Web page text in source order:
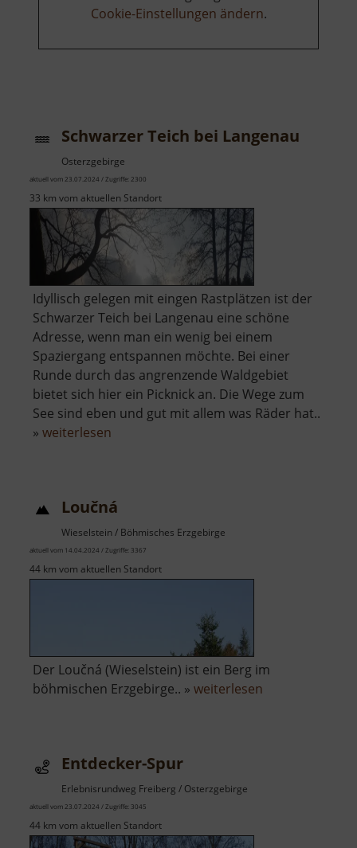
Cookie-Einstellungen ändern.
Schwarzer Teich bei Langenau
Osterzgebirge
aktuell vom 23.07.2024 / Zugriffe: 2300
33 km vom aktuellen Standort
Idyllisch gelegen mit eingen Rastplätzen ist der
Schwarzer Teich bei Langenau eine schöne
Adresse, wenn man ein wenig bei einem
Spaziergang entspannen möchte. Bei einer
Runde durch das angrenzende Waldgebiet
bietet sich hier ein Picknick an. Die Wege zum
See sind eben und gut mit allem was Räder hat..
» weiterlesen
Langenau
Loučná
Wieselstein / Böhmisches Erzgebirge
aktuell vom 14.04.2024 / Zugriffe: 3367
44 km vom aktuellen Standort
Der Loučná (Wieselstein) ist ein Berg im
böhmischen Erzgebirge.. » weiterlesen
Entdecker-Spur
Erlebnisrundweg Freiberg / Osterzgebirge
aktuell vom 23.07.2024 / Zugriffe: 3045
44 km vom aktuellen Standort